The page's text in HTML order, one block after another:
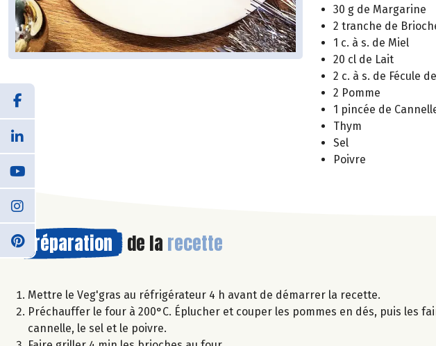
30 g de Margarine
2 tranche de
1 c. à s. de Miel
20 cl de Lait
2 c. à s. de Fécule
2 Pomme
1 pincée de
Thym
Sel
Poivre
Préparation de la recette
Mettre le Veg'gras au réfrigérateur 4 h avant de démarrer la recette.
Préchauffer le four à 200°C. Éplucher et couper les pommes en dés, puis les
cannelle, le sel et le poivre.